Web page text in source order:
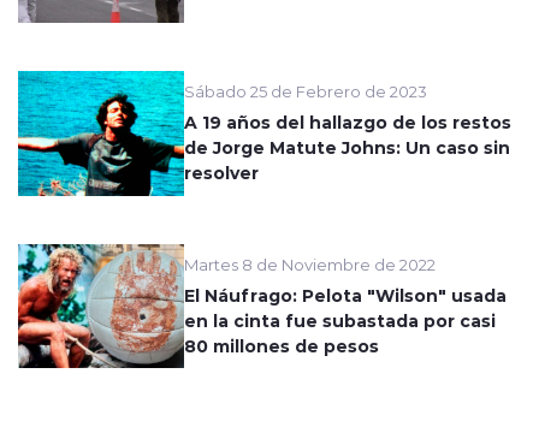
Sábado 25 de Febrero de 2023
A 19 años del hallazgo de los restos
de Jorge Matute Johns: Un caso sin
resolver
Martes 8 de Noviembre de 2022
El Náufrago: Pelota "Wilson" usada
en la cinta fue subastada por casi
80 millones de pesos